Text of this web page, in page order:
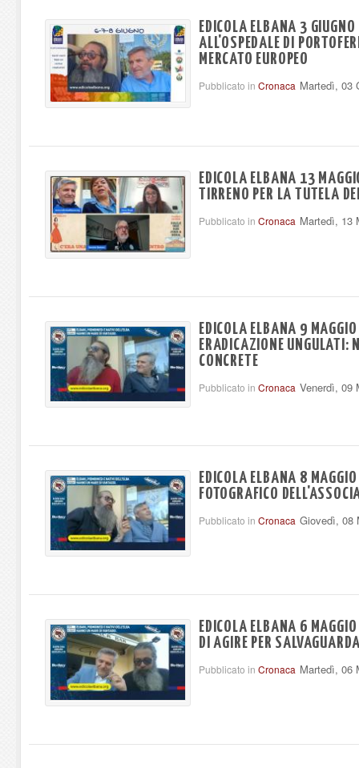
EDICOLA ELBANA 3
ALL'OSPEDALE DI
MERCATO EUROPEO
Pubblicato in Cronaca Martedì, 03
EDICOLA ELBANA 13
TIRRENO PER LA TUTELA
Pubblicato in Cronaca Martedì, 13
EDICOLA ELBANA 9
ERADICAZIONE UNGULATI:
CONCRETE
Pubblicato in Cronaca Venerdì, 09
EDICOLA ELBANA 8
FOTOGRAFICO
Pubblicato in Cronaca Giovedì, 08
EDICOLA ELBANA 6
DI AGIRE PER
Pubblicato in Cronaca Martedì, 06